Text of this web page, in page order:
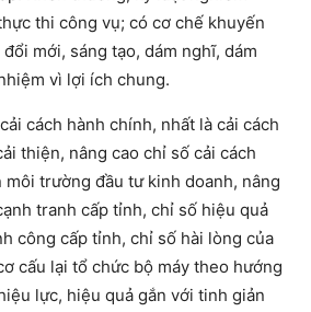
thi công vụ; có cơ chế khuyến
mới, sáng tạo, dám nghĩ, dám
vì lợi ích chung.
cách hành chính, nhất là cải cách
thiện, nâng cao chỉ số cải cách
trường đầu tư kinh doanh, nâng
tranh cấp tỉnh, chỉ số hiệu quả
công cấp tỉnh, chỉ số hài lòng của
cấu lại tổ chức bộ máy theo hướng
lực, hiệu quả gắn với tinh giản